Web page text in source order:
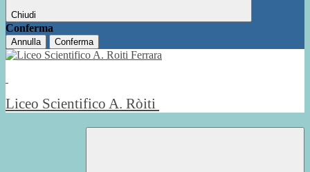
Chiudi
Conferma
Annulla Conferma
Liceo Scientifico A. Ròiti